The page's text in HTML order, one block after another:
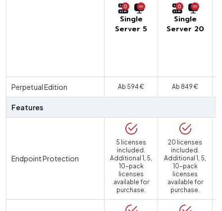
0
Single
Server 5
0
Single
Server 20
Perpetual Edition Ab 594 € Ab 849 €
Features
Endpoint Protection
5 licenses
included.
Additional 1, 5,
10-pack
licenses
available for
purchase.
20 licenses
included.
Additional 1, 5,
10-pack
licenses
available for
purchase.